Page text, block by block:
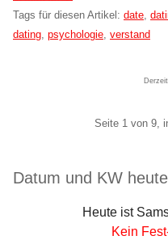
Tags für diesen Artikel: date,
dating, psychologie, verstand
Seite 1 von 9,
Seitenleiste
Datum und KW heute
Heute ist
Kein